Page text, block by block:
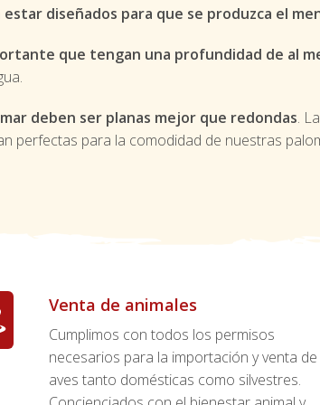
diseñados para que se produzca el
que tengan una profundidad de al
deben ser planas mejor que redondas.
perfectas para la comodidad de nuestras
Venta de animales
Cumplimos con todos los permisos
necesarios para la importación y venta de
aves tanto domésticas como silvestres.